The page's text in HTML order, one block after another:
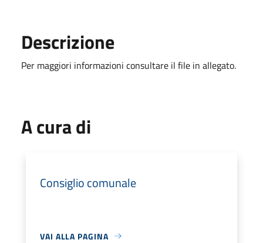
Descrizione
Per maggiori informazioni consultare il file in allegato.
A cura di
Consiglio comunale
VAI ALLA PAGINA